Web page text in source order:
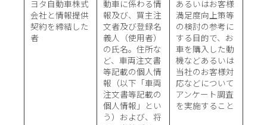
ヨタ自動車株式
会社と情報提供
契約を締結した
者
動車に係わる情
報及び、買主注
文者及び登録名
義人（使用者）
の氏名。住所な
ど、車両注文書
等記載の個人情
報（以下「車両
注文書等記載の
個人情報」とい
う）および、将
あるいはお客様
満足度向上策等
の検討の参考に
する目的で、お
車を購入した動
機などあるいは
当社のお客様対
応などについて
アンケート調査
を実施すること